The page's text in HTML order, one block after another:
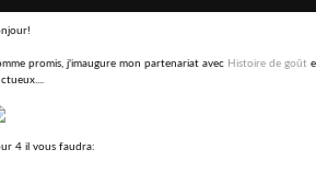
promis, j'imaugure mon partenariat avec Histoire de goût
4 il vous faudra: